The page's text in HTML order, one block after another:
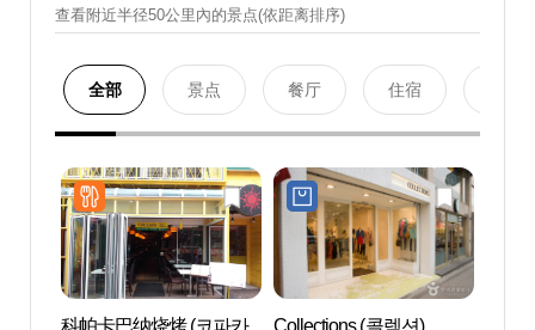
查看附近半径50公里內的景点(依距离排序)
全部 景点 餐厅 住宿
科帕卡巴纳烧烤 (코파카
Collections (콜렉션)